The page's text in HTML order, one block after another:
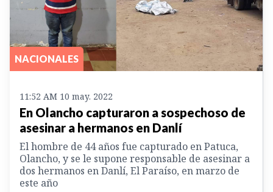
NACIONALES
11:52 AM 10 may. 2022
En Olancho capturaron a sospechoso de
asesinar a hermanos en Danlí
El hombre de 44 años fue capturado en Patuca,
Olancho, y se le supone responsable de asesinar a
dos hermanos en Danlí, El Paraíso, en marzo de
este año